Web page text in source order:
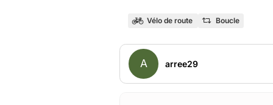
Vélo de route Boucle
A arree29